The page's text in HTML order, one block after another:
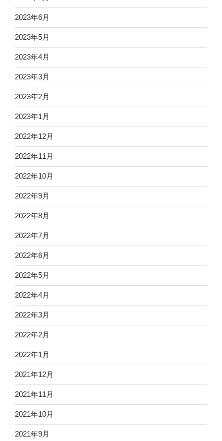
2023年6月
2023年5月
2023年4月
2023年3月
2023年2月
2023年1月
2022年12月
2022年11月
2022年10月
2022年9月
2022年8月
2022年7月
2022年6月
2022年5月
2022年4月
2022年3月
2022年2月
2022年1月
2021年12月
2021年11月
2021年10月
2021年9月